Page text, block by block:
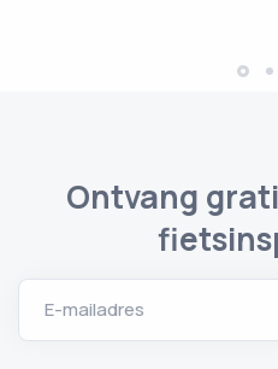
Ontvang
E-mailadres